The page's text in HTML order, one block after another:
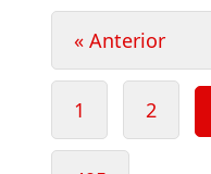
« Anterior
Page
1 Page
2